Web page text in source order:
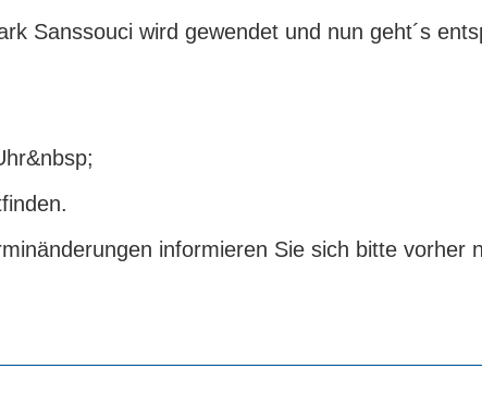
Sanssouci wird gewendet und nun geht´s
informieren Sie sich bitte vorher